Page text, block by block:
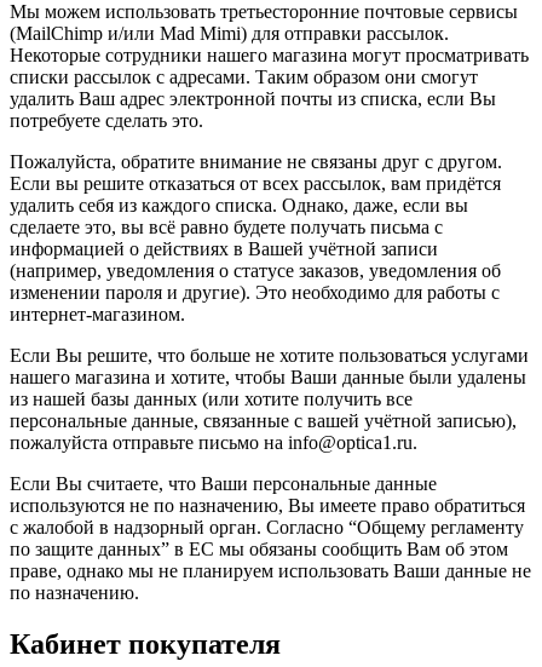
Мы можем использовать третьесторонние почтовые сервисы
(MailChimp и/или Mad Mimi) для отправки рассылок.
Некоторые сотрудники нашего магазина могут просматривать
списки рассылок с адресами. Таким образом они смогут
удалить Ваш адрес электронной почты из списка, если Вы
потребуете сделать это.
Пожалуйста, обратите внимание не связаны друг с другом.
Если вы решите отказаться от всех рассылок, вам придётся
удалить себя из каждого списка. Однако, даже, если вы
сделаете это, вы всё равно будете получать письма с
информацией о действиях в Вашей учётной записи
(например, уведомления о статусе заказов, уведомления об
изменении пароля и другие). Это необходимо для работы с
интернет-магазином.
Если Вы решите, что больше не хотите пользоваться услугами
нашего магазина и хотите, чтобы Ваши данные были удалены
из нашей базы данных (или хотите получить все
персональные данные, связанные с вашей учётной записью),
пожалуйста отправьте письмо на info@optica1.ru.
Если Вы считаете, что Ваши персональные данные
используются не по назначению, Вы имеете право обратиться
с жалобой в надзорный орган. Согласно “Общему регламенту
по защите данных” в ЕС мы обязаны сообщить Вам об этом
праве, однако мы не планируем использовать Ваши данные не
по назначению.
Кабинет покупателя